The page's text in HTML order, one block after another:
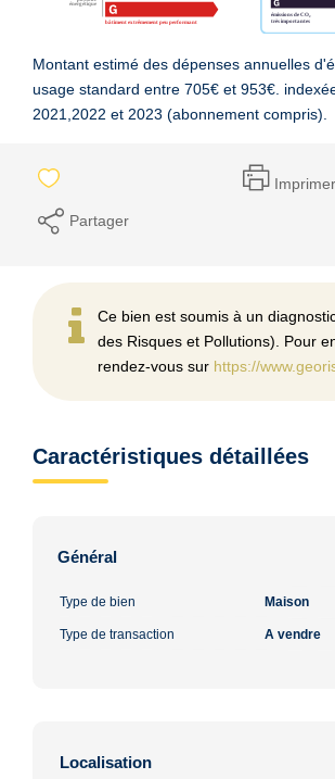
Montant estimé des dépenses annuelles
usage standard entre 705€ et 953€.
2021,2022 et 2023 (abonnement compris).
Imprimer
Partager
Ce bien est soumis à un
des Risques et Pollutions). Pour
rendez-vous sur https://
Caractéristiques détaillées
Général
Type de bien Maison
Type de transaction A vendre
Localisation